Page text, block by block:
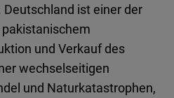
ist einer der
und Verkauf des
wechselseitigen
und Naturkatastrophen,